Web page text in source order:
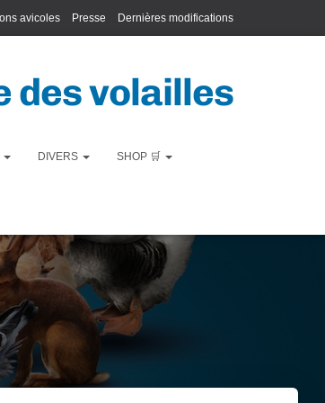
avicoles Presse Dernières modifications
des volailles
DIVERS SHOP 🛒